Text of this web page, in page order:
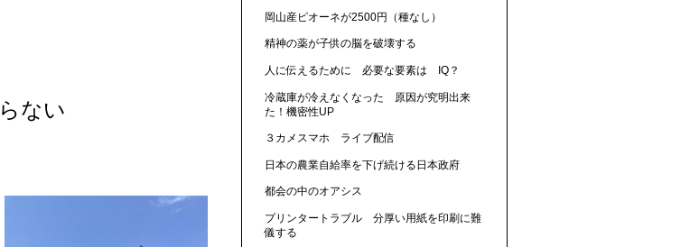
ない
岡山産ピオーネが2500円（種なし）
精神の薬が子供の脳を破壊する
人に伝えるために 必要な要素は IQ？
冷蔵庫が冷えなくなった 原因が究明出来
た！機密性UP
３カメスマホ ライブ配信
日本の農業自給率を下げ続ける日本政府
都会の中のオアシス
プリンタートラブル 分厚い用紙を印刷に難
儀する